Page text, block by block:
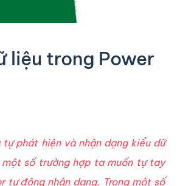
liệu trong Power
phát hiện và nhận dạng kiểu dữ
số trường hợp ta muốn tự tay
tự động nhận dạng. Trong một số